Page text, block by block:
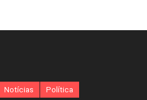
Notícias Política